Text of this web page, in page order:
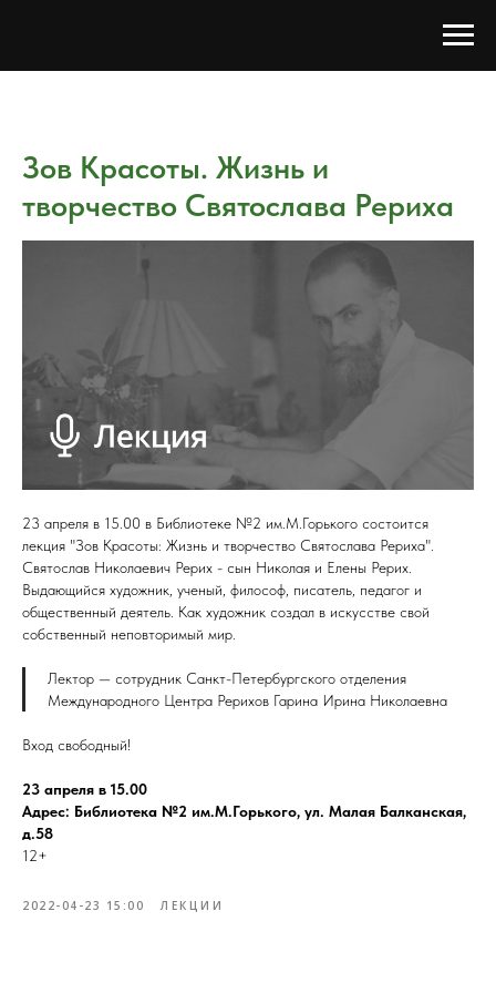
Зов Красоты. Жизнь и
творчество Святослава Рериха
23 апреля в 15.00 в Библиотеке №2 им.М.Горького состоится
лекция "Зов Красоты: Жизнь и творчество Святослава Рериха".
Святослав Николаевич Рерих - сын Николая и Елены Рерих.
Выдающийся художник, ученый, философ, писатель, педагог и
общественный деятель. Как художник создал в искусстве свой
собственный неповторимый мир.
Лектор — сотрудник Санкт-Петербургского отделения
Международного Центра Рерихов Гарина Ирина Николаевна
Вход свободный!
23 апреля в 15.00
Адрес: Библиотека №2 им.М.Горького, ул. Малая Балканская,
д.58
12+
2022-04-23 15:00 ЛЕКЦИИ